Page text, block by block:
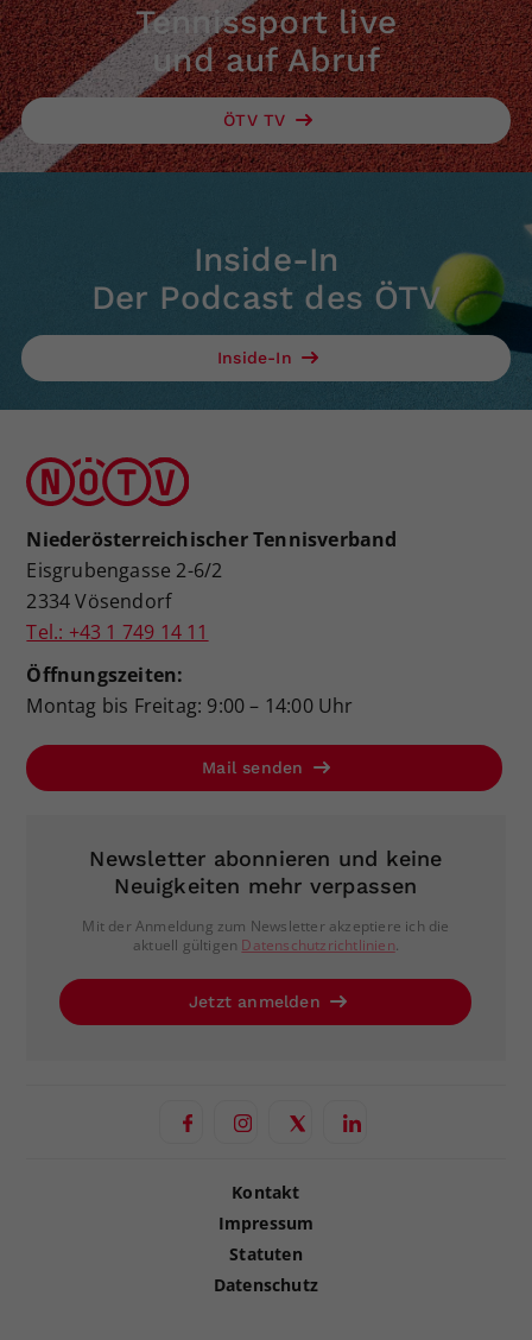
Tennissport live
und auf Abruf
ÖTV TV
Inside-In
Der Podcast des ÖTV
Inside-In
Niederösterreichischer Tennisverband
Eisgrubengasse 2-6/2
2334 Vösendorf
Tel.: +43 1 749 14 11
Öffnungszeiten:
Montag bis Freitag: 9:00 – 14:00 Uhr
Mail senden
Newsletter abonnieren und keine
Neuigkeiten mehr verpassen
Mit der Anmeldung zum Newsletter akzeptiere ich die
aktuell gültigen Datenschutzrichtlinien.
Jetzt anmelden
Kontakt
Impressum
Statuten
Datenschutz